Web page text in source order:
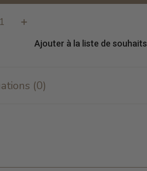
Ajouter à la liste de souhaits
(0)